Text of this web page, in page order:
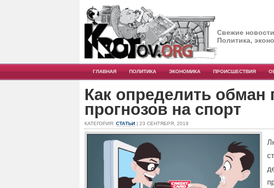
Свежие
Политика,
ГЛАВНАЯ ПОЛИТИКА ЭКОНОМИКА ПРОИСШЕСТВИЯ
Как определить обман
прогнозов на спорт
КАТЕГОРИЯ: СТАТЬИ | 23 СЕНТЯБРЯ, 2019